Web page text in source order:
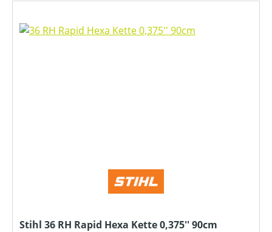
Stihl 36 RH Rapid Hexa Kette 0,375'' 90cm